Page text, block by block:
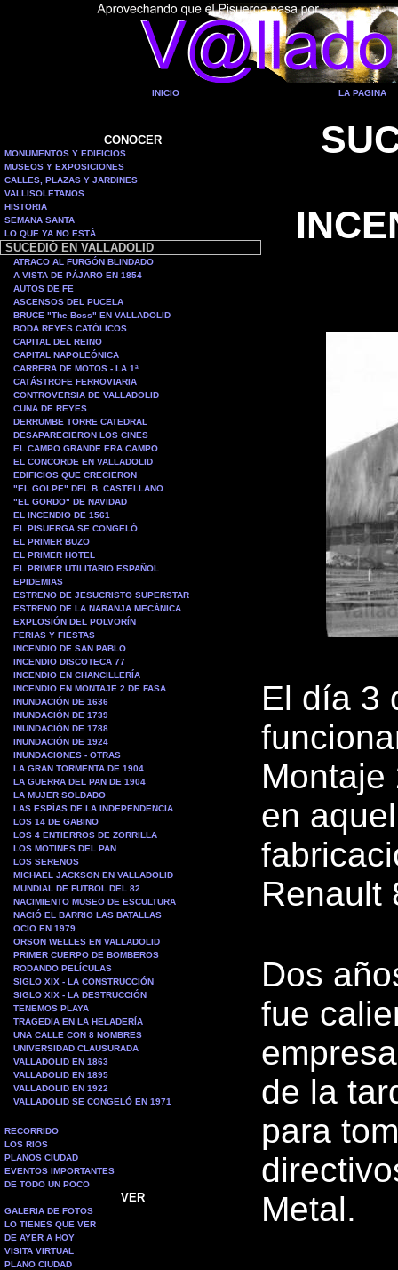
INICIO LA PAGINA
CONOCER
MONUMENTOS Y EDIFICIOS
MUSEOS Y EXPOSICIONES
CALLES, PLAZAS Y JARDINES
VALLISOLETANOS
HISTORIA
SEMANA SANTA
LO QUE YA NO ESTÁ
SUCEDIÓ EN VALLADOLID
ATRACO AL FURGÓN BLINDADO
A VISTA DE PÁJARO EN 1854
AUTOS DE FE
ASCENSOS DEL PUCELA
BRUCE "The Boss" EN VALLADOLID
BODA REYES CATÓLICOS
CAPITAL DEL REINO
CAPITAL NAPOLEÓNICA
CARRERA DE MOTOS - LA 1ª
CATÁSTROFE FERROVIARIA
CONTROVERSIA DE VALLADOLID
CUNA DE REYES
DERRUMBE TORRE CATEDRAL
DESAPARECIERON LOS CINES
EL CAMPO GRANDE ERA CAMPO
EL CONCORDE EN VALLADOLID
EDIFICIOS QUE CRECIERON
"EL GOLPE" DEL B. CASTELLANO
"EL GORDO" DE NAVIDAD
EL INCENDIO DE 1561
EL PISUERGA SE CONGELÓ
EL PRIMER BUZO
EL PRIMER HOTEL
EL PRIMER UTILITARIO ESPAÑOL
EPIDEMIAS
ESTRENO DE JESUCRISTO SUPERSTAR
ESTRENO DE LA NARANJA MECÁNICA
EXPLOSIÓN DEL POLVORÍN
FERIAS Y FIESTAS
INCENDIO DE SAN PABLO
INCENDIO DISCOTECA 77
INCENDIO EN CHANCILLERÍA
INCENDIO EN MONTAJE 2 DE FASA
INUNDACIÓN DE 1636
INUNDACIÓN DE 1739
INUNDACIÓN DE 1788
INUNDACIÓN DE 1924
INUNDACIONES - OTRAS
LA GRAN TORMENTA DE 1904
LA GUERRA DEL PAN DE 1904
LA MUJER SOLDADO
LAS ESPÍAS DE LA INDEPENDENCIA
LOS 14 DE GABINO
LOS 4 ENTIERROS DE ZORRILLA
LOS MOTINES DEL PAN
LOS SERENOS
MICHAEL JACKSON EN VALLADOLID
MUNDIAL DE FUTBOL DEL 82
NACIMIENTO MUSEO DE ESCULTURA
NACIÓ EL BARRIO LAS BATALLAS
OCIO EN 1979
ORSON WELLES EN VALLADOLID
PRIMER CUERPO DE BOMBEROS
RODANDO PELÍCULAS
SIGLO XIX - LA CONSTRUCCIÓN
SIGLO XIX - LA DESTRUCCIÓN
TENEMOS PLAYA
TRAGEDIA EN LA HELADERÍA
UNA CALLE CON 8 NOMBRES
UNIVERSIDAD CLAUSURADA
VALLADOLID EN 1863
VALLADOLID EN 1895
VALLADOLID EN 1922
VALLADOLID SE CONGELÓ EN 1971
RECORRIDO
LOS RIOS
PLANOS CIUDAD
EVENTOS IMPORTANTES
DE TODO UN POCO
VER
GALERIA DE FOTOS
LO TIENES QUE VER
DE AYER A HOY
VISITA VIRTUAL
PLANO CIUDAD
El día 3
Montaje
en
Renault
Dos
fue
de la
para
Metal.